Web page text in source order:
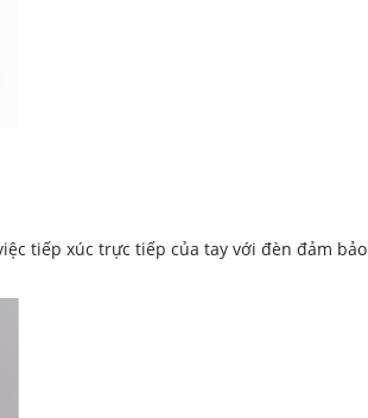
tiếp xúc trực tiếp của tay với đèn đảm bảo